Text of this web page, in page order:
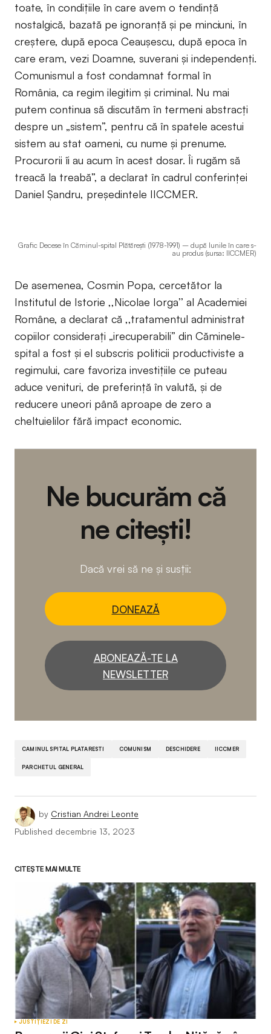
toate, în condiţiile în care avem o tendinţă
nostalgică, bazată pe ignoranţă şi pe minciuni, în
creştere, după epoca Ceauşescu, după epoca în
care eram, vezi Doamne, suverani şi independenţi.
Comunismul a fost condamnat formal în
România, ca regim ilegitim şi criminal. Nu mai
putem continua să discutăm în termeni abstracţi
despre un „sistem”, pentru că în spatele acestui
sistem au stat oameni, cu nume şi prenume.
Procurorii îi au acum în acest dosar. Îi rugăm să
treacă la treabă”, a declarat în cadrul conferinței
Daniel Șandru, președintele IICCMER.
Grafic Decese în Căminul-spital Plătăreşti (1978-1991) – după lunile în care s-
au produs (sursa: IICCMER)
De asemenea, Cosmin Popa, cercetător la
Institutul de Istorie ,,Nicolae Iorga’’ al Academiei
Române, a declarat că ,,tratamentul administrat
copiilor considerați „irecuperabili” din Căminele-
spital a fost și el subscris politicii productiviste a
regimului, care favoriza investițiile ce puteau
aduce venituri, de preferință în valută, și de
reducere uneori până aproape de zero a
cheltuielilor fără impact economic.
Ne bucurăm că
ne citești!
Dacă vrei să ne și susții:
DONEAZĂ
ABONEAZĂ-TE LA
NEWSLETTER
CAMINUL SPITAL PLATARESTI COMUNISM DESCHIDERE IICCMER
PARCHETUL GENERAL
by Cristian Andrei Leonte
Published decembrie 13, 2023
CITEȘTE MAI MULTE
JUSTIȚIEZI DE ZI